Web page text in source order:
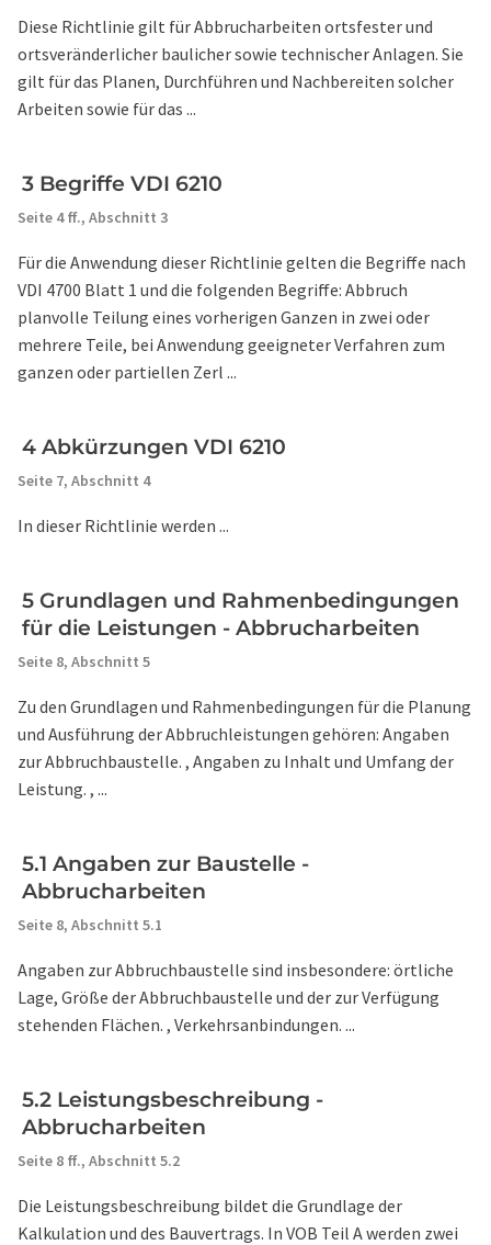
Diese Richtlinie gilt für Abbrucharbeiten ortsfester und
ortsveränderlicher baulicher sowie technischer Anlagen. Sie
gilt für das Planen, Durchführen und Nachbereiten solcher
Arbeiten sowie für das ...
3 Begriffe VDI 6210
Seite 4 ff., Abschnitt 3
Für die Anwendung dieser Richtlinie gelten die Begriffe nach
VDI 4700 Blatt 1 und die folgenden Begriffe: Abbruch
planvolle Teilung eines vorherigen Ganzen in zwei oder
mehrere Teile, bei Anwendung geeigneter Verfahren zum
ganzen oder partiellen Zerl ...
4 Abkürzungen VDI 6210
Seite 7, Abschnitt 4
In dieser Richtlinie werden ...
5 Grundlagen und Rahmenbedingungen
für die Leistungen - Abbrucharbeiten
Seite 8, Abschnitt 5
Zu den Grundlagen und Rahmenbedingungen für die Planung
und Ausführung der Abbruchleistungen gehören: Angaben
zur Abbruchbaustelle. , Angaben zu Inhalt und Umfang der
Leistung. , ...
5.1 Angaben zur Baustelle -
Abbrucharbeiten
Seite 8, Abschnitt 5.1
Angaben zur Abbruchbaustelle sind insbesondere: örtliche
Lage, Größe der Abbruchbaustelle und der zur Verfügung
stehenden Flächen. , Verkehrsanbindungen. ...
5.2 Leistungsbeschreibung -
Abbrucharbeiten
Seite 8 ff., Abschnitt 5.2
Die Leistungsbeschreibung bildet die Grundlage der
Kalkulation und des Bauvertrags. In VOB Teil A werden zwei